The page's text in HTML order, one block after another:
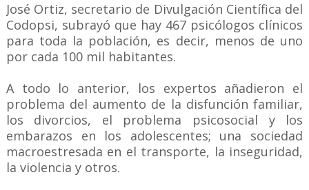
José Ortiz, secretario de Divulgación Científica del
Codopsi, subrayó que hay 467 psicólogos clínicos
para toda la población, es decir, menos de uno
por cada 100 mil habitantes.
A todo lo anterior, los expertos añadieron el
problema del aumento de la disfunción familiar,
los divorcios, el problema psicosocial y los
embarazos en los adolescentes; una sociedad
macroestresada en el transporte, la inseguridad,
la violencia y otros.